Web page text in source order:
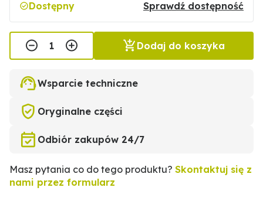
Dostępny Sprawdź dostępność
Dodaj do koszyka
Wsparcie techniczne
Oryginalne części
Odbiór zakupów 24/7
Masz pytania co do tego produktu? Skontaktuj się z
nami przez formularz